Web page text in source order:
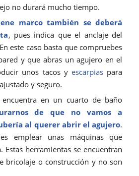
no durará mucho tiempo.
marco también se deberá
, pues indica que el anclaje del
este caso basta que compruebes
y que abras un agujero en el
unos tacos yescarpias para
y seguro.
en un cuarto de baño
de que no vamos a
al querer abrir el agujero.
emplear unas máquinas que
Estas herramientas se encuentran
bricolaje o construcción y no son